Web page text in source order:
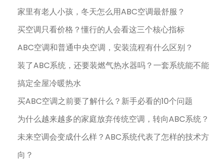
家里有老人小孩，冬天怎么用ABC空调最舒服？
买空调只看价格？懂行的人会看这三个核心指标
ABC空调和普通中央空调，安装流程有什么区别？
装了ABC系统，还要装燃气热水器吗？一套系统能不能
搞定全屋冷暖热水
买ABC空调之前要了解什么？新手必看的10个问题
为什么越来越多的家庭放弃传统空调，转向ABC系统？
未来空调会变成什么样？ABC系统代表了怎样的技术方
向？